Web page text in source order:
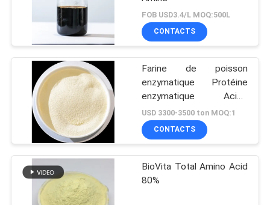
FOB USD3.4/L MOQ:500L
CONTACTS
Farine de poisson
enzymatique Protéine
enzymatique Acide
aminé
USD 3300-3500 ton MOQ:1
CONTACTS
BioVita Total Amino Acid
80%